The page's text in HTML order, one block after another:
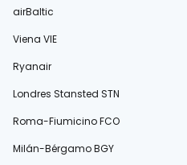
airBaltic
Viena VIE
Ryanair
Londres Stansted STN
Roma-Fiumicino FCO
Milán-Bérgamo BGY